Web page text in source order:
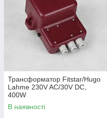
Трансформатор Fitstar/Hugo
Lahme 230V AC/30V DC,
400W
В наявності